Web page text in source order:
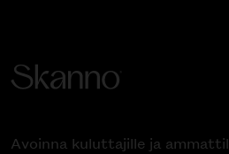
Avoinna kuluttajille ja